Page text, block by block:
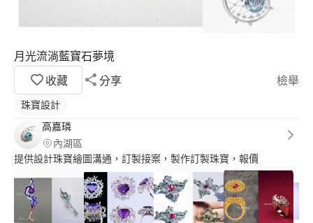
月光流淌藍寶石夢境
收藏
分享 檢舉
珠寶設計
高嘉璘
內湖區
提供設計珠寶繪圖溝通，訂製接案，製作訂製珠寶，報價